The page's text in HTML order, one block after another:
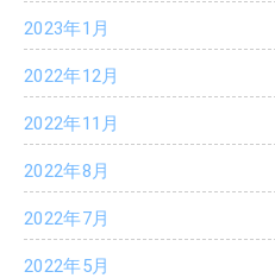
2023年1月
2022年12月
2022年11月
2022年8月
2022年7月
2022年5月